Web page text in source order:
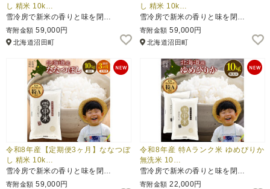
し 精米 10k…
雪冷房で新米の香りと味を閉…
寄附金額 59,000円
北海道沼田町
し 精米 10k…
雪冷房で新米の香りと味を閉…
寄附金額 59,000円
北海道沼田町
令和8年産【定期便3ヶ月】ななつぼ
し 精米 10k…
雪冷房で新米の香りと味を閉…
寄附金額 59,000円
令和8年産 特Aランク米 ゆめぴりか
無洗米 10…
雪冷房で新米の香りと味を閉…
寄附金額 22,000円